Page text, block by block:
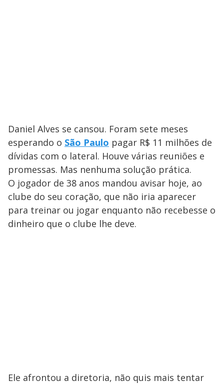
Daniel Alves se cansou. Foram sete meses
esperando o São Paulo pagar R$ 11 milhões de
dívidas com o lateral. Houve várias reuniões e
promessas. Mas nenhuma solução prática.
O jogador de 38 anos mandou avisar hoje, ao
clube do seu coração, que não iria aparecer
para treinar ou jogar enquanto não recebesse o
dinheiro que o clube lhe deve.
Ele afrontou a diretoria, não quis mais tentar